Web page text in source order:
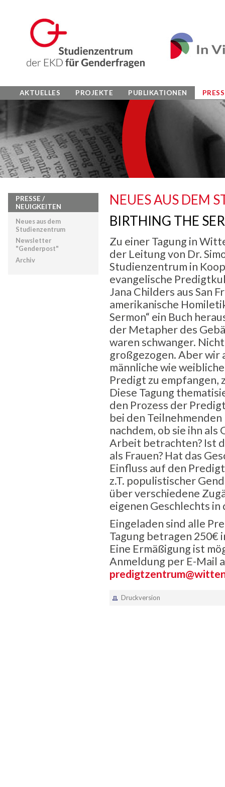
AKTUELLES PROJEKTE PUBLIKATIONEN
PRESSE /
NEUIGKEITEN
Neues aus dem
Studienzentrum
Newsletter
"Genderpost"
Archiv
NEUES AUS DEM
BIRTHING THE
Zu einer Tagung in
der Leitung von Dr.
Studienzentrum in
evangelische
Jana Childers aus San
amerikanische
Sermon“ ein Buch
der Metapher des
waren schwanger.
großgezogen. Aber wir
männliche wie
Predigt zu empfangen,
Diese Tagung
den Prozess der
bei den
nachdem, ob sie ihn
Arbeit betrachten? Ist
als Frauen? Hat das
Einfluss auf den
z.T. populistischer
über verschiedene
eigenen Geschlechts in
Eingeladen sind alle
Tagung betragen 250€
Eine Ermäßigung ist
Anmeldung per E-Mail
Druckversion